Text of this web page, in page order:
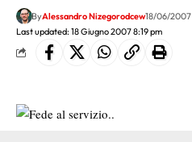
Last updated: 18 Giugno 2007 8:19 pm
ByAlessandro Nizegorodcew18/06/2007